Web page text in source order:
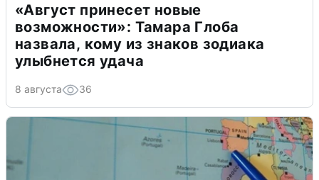
«Август принесет новые
возможности»: Тамара Глоба
назвала, кому из знаков зодиака
улыбнется удача
8 августа 36